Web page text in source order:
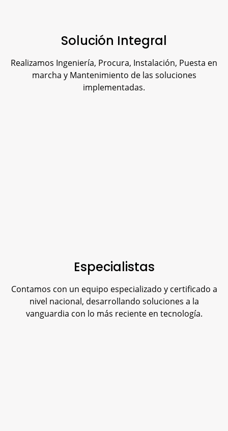
Solución Integral
Realizamos Ingeniería, Procura, Instalación, Puesta en
marcha y Mantenimiento de las soluciones
implementadas.
Especialistas
Contamos con un equipo especializado y certificado a
nivel nacional, desarrollando soluciones a la
vanguardia con lo más reciente en tecnología.